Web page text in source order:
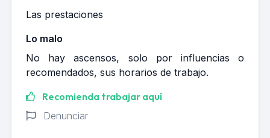
Las prestaciones
Lo malo
No hay ascensos, solo por influencias o
recomendados, sus horarios de trabajo.
Recomienda trabajar aquí
Denunciar